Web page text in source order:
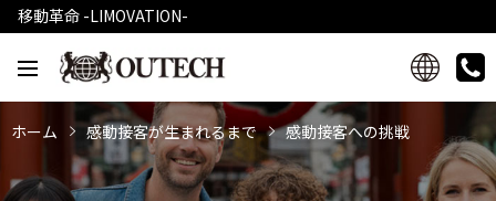
移動革命 -LIMOVATION-
ホーム 感動接客が生まれるまで 感動接客への挑戦